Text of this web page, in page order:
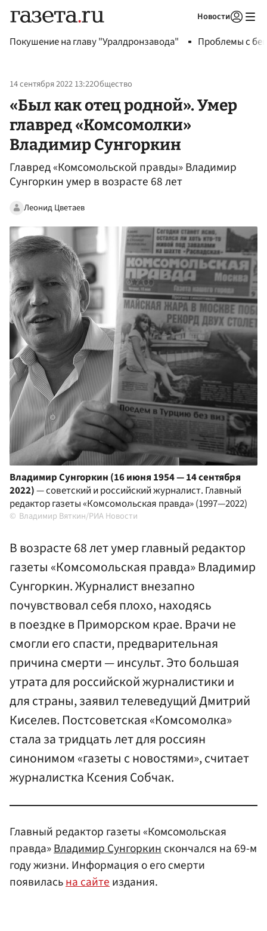
Новости
Покушение на главу "Уралдронзавода" Проблемы с
14 сентября 2022 13:22Общество
«Был как отец родной». Умер
главред «Комсомолки»
Владимир Сунгоркин
Главред «Комсомольской правды» Владимир
Сунгоркин умер в возрасте 68 лет
Леонид Цветаев
Владимир Сунгоркин (16 июня 1954 — 14 сентября
2022)— советский и российский журналист. Главный
редактор газеты «Комсомольская правда» (1997—2022)
Владимир Вяткин/РИА Новости
В возрасте 68 лет умер главный редактор
газеты «Комсомольская правда» Владимир
Сунгоркин. Журналист внезапно
почувствовал себя плохо, находясь
в поездке в Приморском крае. Врачи не
смогли его спасти, предварительная
причина смерти — инсульт. Это большая
утрата для российской журналистики и
для страны, заявил телеведущий Дмитрий
Киселев. Постсоветская «Комсомолка»
стала за тридцать лет для россиян
синонимом «газеты с новостями», считает
журналистка Ксения Собчак.
Главный редактор газеты «Комсомольская
правда»Владимир Сунгоркинскончался на 69-м
году жизни. Информация о его смерти
появиласьна сайтеиздания.